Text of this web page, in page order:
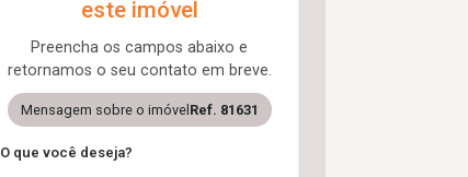
este imóvel
Preencha os campos abaixo e
retornamos o seu contato em breve.
Mensagem sobre o imóvel Ref. 81631
O que você deseja?